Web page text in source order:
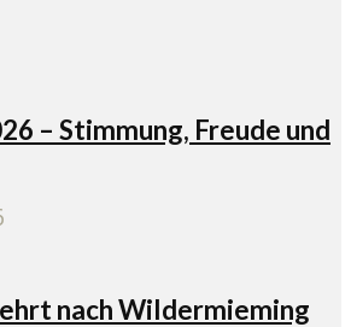
– Stimmung, Freude und
nach Wildermieming